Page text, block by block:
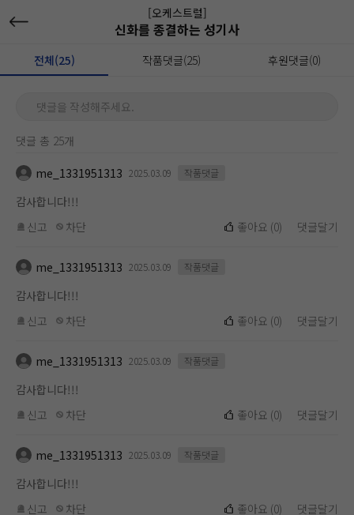
[오케스트럴]
신화를 종결하는 성기사
전체(25) 작품댓글(25) 후원댓글(0)
댓글을 작성해주세요.
댓글 총 25개
me_1331951313 2025.03.09 작품댓글
감사합니다!!!
신고
차단 좋아요 (0) 댓글달기
me_1331951313 2025.03.09 작품댓글
감사합니다!!!
신고
차단 좋아요 (0) 댓글달기
me_1331951313 2025.03.09 작품댓글
감사합니다!!!
신고
차단 좋아요 (0) 댓글달기
me_1331951313 2025.03.09 작품댓글
감사합니다!!!
신고
차단 좋아요 (0) 댓글달기